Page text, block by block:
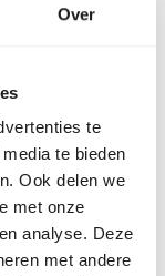
Over
te
te bieden
Ook delen we
met onze
analyse. Deze
met andere